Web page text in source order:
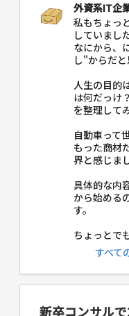
外資系IT企
私もちょっ
していまし
なにから、
し"からだと
人生の目的
は何だっけ？
を整理して
自動車って
もった商材
界と感じま
具体的な内
から始める
す。
ちょっとで
すべて
新卒コンサル